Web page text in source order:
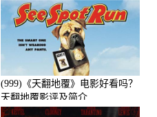
(999)《天翻地覆》电影好看吗？
天翻地覆影评及简介